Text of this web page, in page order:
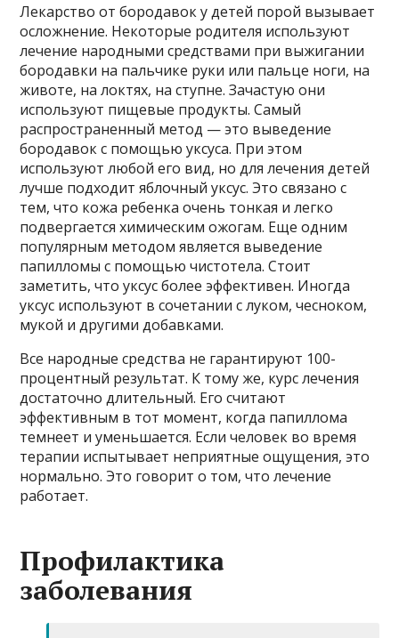
Лекарство от бородавок у детей порой вызывает
осложнение. Некоторые родителя используют
лечение народными средствами при выжигании
бородавки на пальчике руки или пальце ноги, на
животе, на локтях, на ступне. Зачастую они
используют пищевые продукты. Самый
распространенный метод — это выведение
бородавок с помощью уксуса. При этом
используют любой его вид, но для лечения детей
лучше подходит яблочный уксус. Это связано с
тем, что кожа ребенка очень тонкая и легко
подвергается химическим ожогам. Еще одним
популярным методом является выведение
папилломы с помощью чистотела. Стоит
заметить, что уксус более эффективен. Иногда
уксус используют в сочетании с луком, чесноком,
мукой и другими добавками.
Все народные средства не гарантируют 100-
процентный результат. К тому же, курс лечения
достаточно длительный. Его считают
эффективным в тот момент, когда папиллома
темнеет и уменьшается. Если человек во время
терапии испытывает неприятные ощущения, это
нормально. Это говорит о том, что лечение
работает.
Профилактика
заболевания